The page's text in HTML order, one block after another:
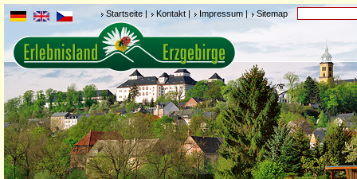
Startseite | Kontakt | Impressum| Sitemap